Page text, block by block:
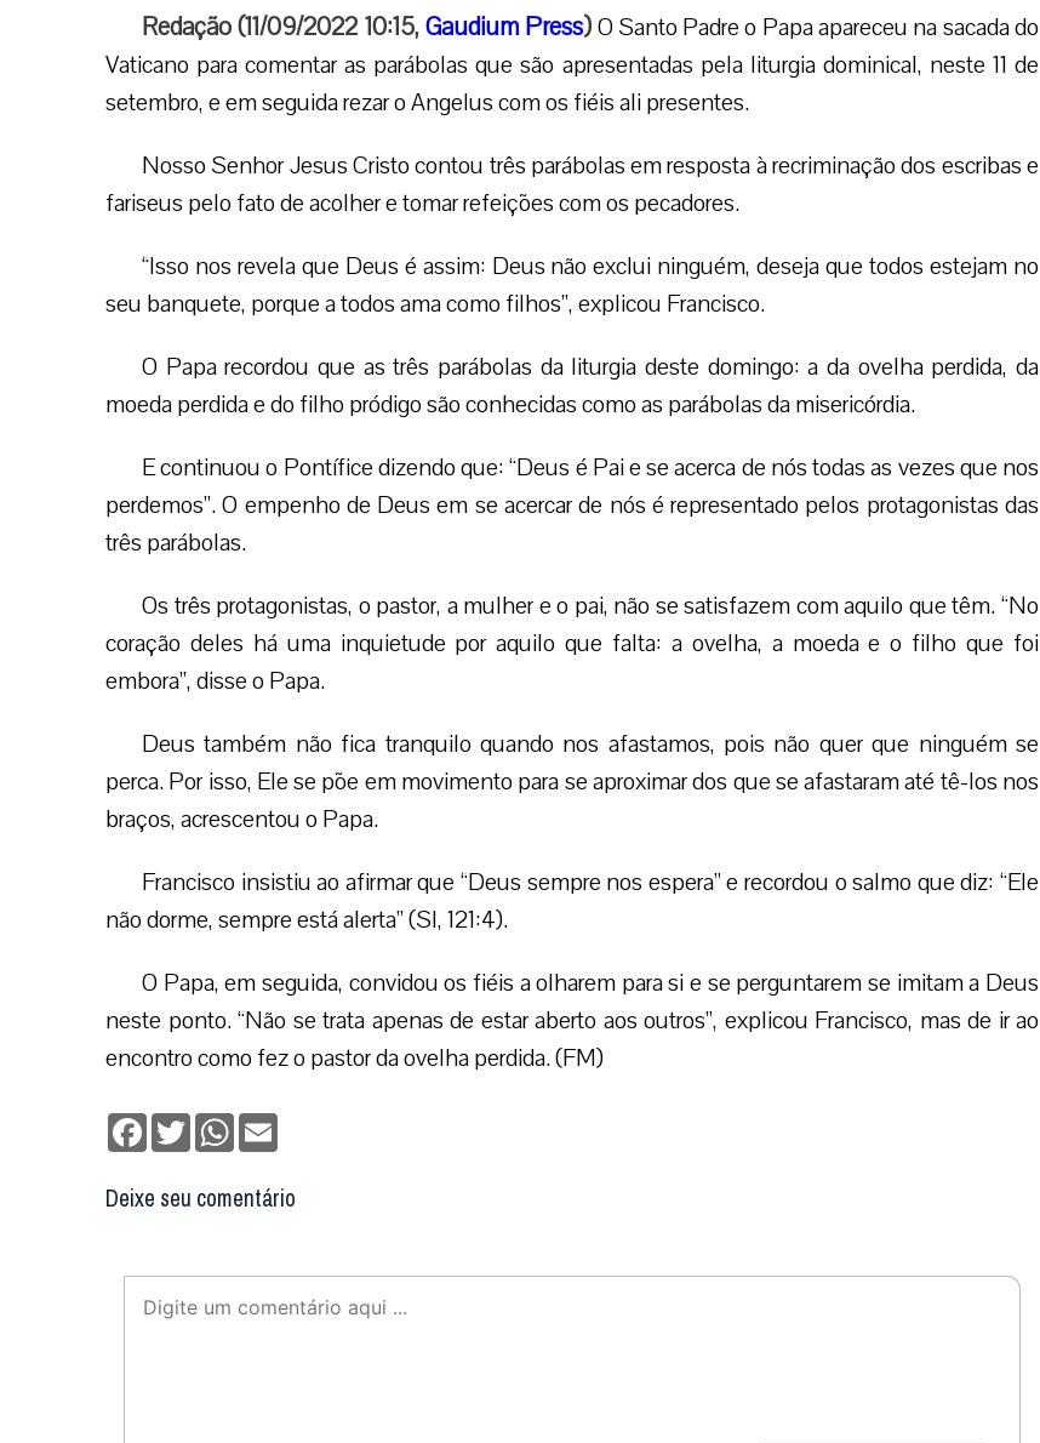
Redação (11/09/2022 10:15, Gaudium Press)O Santo Padre o Papa apareceu na sacada do
Vaticano para comentar as parábolas que são apresentadas pela liturgia dominical, neste 11 de
setembro, e em seguida rezar o Angelus com os fiéis ali presentes.
Nosso Senhor Jesus Cristo contou três parábolas em resposta à recriminação dos escribas e
fariseus pelo fato de acolher e tomar refeições com os pecadores.
“Isso nos revela que Deus é assim: Deus não exclui ninguém, deseja que todos estejam no
seu banquete, porque a todos ama como filhos”, explicou Francisco.
O Papa recordou que as três parábolas da liturgia deste domingo: a da ovelha perdida, da
moeda perdida e do filho pródigo são conhecidas como as parábolas da misericórdia.
E continuou o Pontífice dizendo que: “Deus é Pai e se acerca de nós todas as vezes que nos
perdemos”. O empenho de Deus em se acercar de nós é representado pelos protagonistas das
três parábolas.
Os três protagonistas, o pastor, a mulher e o pai, não se satisfazem com aquilo que têm. “No
coração deles há uma inquietude por aquilo que falta: a ovelha, a moeda e o filho que foi
embora”, disse o Papa.
Deus também não fica tranquilo quando nos afastamos, pois não quer que ninguém se
perca. Por isso, Ele se põe em movimento para se aproximar dos que se afastaram até tê-los nos
braços, acrescentou o Papa.
Francisco insistiu ao afirmar que “Deus sempre nos espera” e recordou o salmo que diz: “Ele
não dorme, sempre está alerta” (Sl, 121:4).
O Papa, em seguida, convidou os fiéis a olharem para si e se perguntarem se imitam a Deus
neste ponto. “Não se trata apenas de estar aberto aos outros”, explicou Francisco, mas de ir ao
encontro como fez o pastor da ovelha perdida. (FM)
Facebook
TwitterWhatsApp
Deixe seu comentário